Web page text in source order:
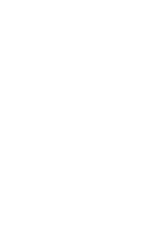
「AFTEE先享後付」
，可透過四大超商／
成。
示為準，若有關於
「AFTEE先享後付